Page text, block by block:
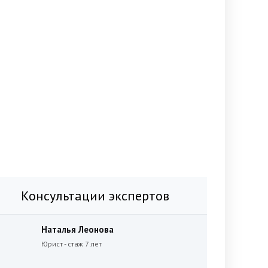
Консультации экспертов
Наталья Леонова
Юрист - стаж 7 лет